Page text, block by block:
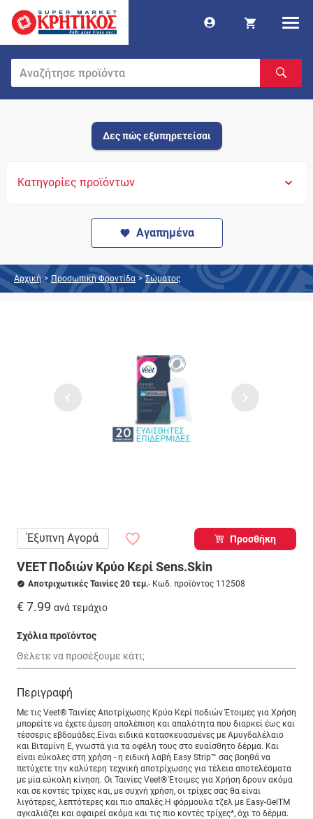
Δες πώς εξυπηρετείσαι
Κατηγορίες προϊόντων
Αγαπημένα
Αρχική > Προσωπική Φροντίδα > Σώματος
Έξυπνη Αγορά Προσθήκη
VEET Ποδιών Κρύο Κερί Sens.Skin
Αποτριχωτικές Ταινίες 20 τεμ.- Κωδ. προϊόντος 112508
€ 7.99 ανά τεμάχιο
Σχόλια προϊόντος
Περιγραφή
Με τις Veet® Ταινίες Αποτρίχωσης Κρύο Κερί ποδιών Έτοιμες για Χρήση
μπορείτε να έχετε άμεση απολέπιση και απαλότητα που διαρκεί έως και
τέσσερις εβδομάδες.Είναι ειδικά κατασκευασμένες με Αμυγδαλέλαιο
και Βιταμίνη Ε, γνωστά για τα οφέλη τους στο ευαίσθητο δέρμα. Και
είναι εύκολες στη χρήση - η ειδική λαβή Easy Strip™ σας βοηθά να
πετύχετε την καλύτερη τεχνική αποτρίχωσης για τέλεια αποτελέσματα
με μία εύκολη κίνηση. Οι Ταινίες Veet® Έτοιμες για Χρήση δρουν ακόμα
και σε κοντές τρίχες και, με συχνή χρήση, οι τρίχες σας θα είναι
λιγότερες, λεπτότερες και πιο απαλές.Η φόρμουλα τζελ με Easy-GelTM
αγκαλιάζει και αφαιρεί ακόμα και τις πιο κοντές τρίχες*, όχι το δέρμα.